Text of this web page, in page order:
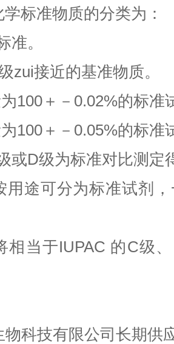
标准物质的分类为：
准。
zui接近的基准物质。
100＋－0.02%的标准
100＋－0.05%的标准
或D级为标准对比测定
用途可分为标准试剂
相当于IUPAC 的C级
物科技有限公司长期供